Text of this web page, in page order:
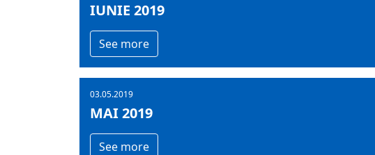
IUNIE 2019
See more
03.05.2019
MAI 2019
See more